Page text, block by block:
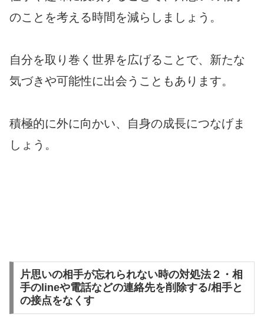
のことを考える時間を減らしましょう。
自分を取り巻く世界を広げることで、新たな
気づきや可能性に出会うこともあります。
積極的に外に向かい、自身の成長につなげま
しょう。
片思いの相手が忘れられない時の対処法２・相
手のlineや電話などの連絡先を削除する/相手と
の接点をなくす